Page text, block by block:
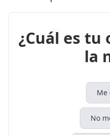
¿Cuál es
la
Me
No